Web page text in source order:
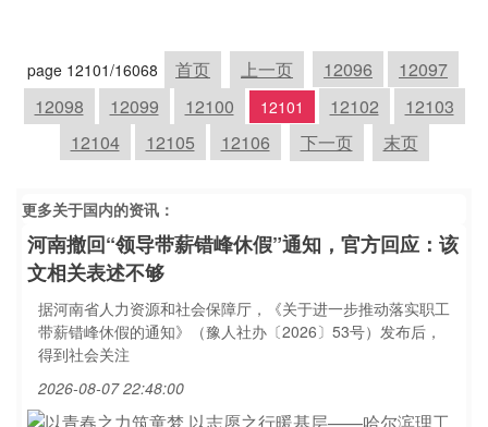
page 12101/16068 首页 上一页 12096
12097
12098
12099 12100 12101 12102
12103
12104
12105 12106 下一页 末页
更多关于国内的资讯：
河南撤回“领导带薪错峰休假”通知，官方回应：该
文相关表述不够
据河南省人力资源和社会保障厅，《关于进一步推动落实职工
带薪错峰休假的通知》（豫人社办〔2026〕53号）发布后，
得到社会关注
2026-08-07 22:48:00